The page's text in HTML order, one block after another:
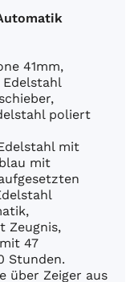
41mm,
Edelstahl
poliert
mit
mit
Zeugnis,
47
Stunden.
über Zeiger aus